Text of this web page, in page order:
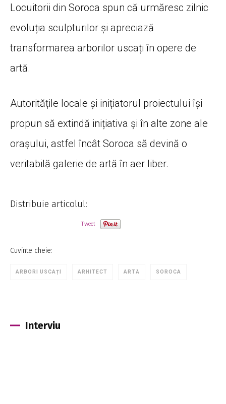
Locuitorii din Soroca spun că urmăresc zilnic
evoluția sculpturilor și apreciază
transformarea arborilor uscați în opere de
artă.
Autoritățile locale și inițiatorul proiectului își
propun să extindă inițiativa și în alte zone ale
orașului, astfel încât Soroca să devină o
veritabilă galerie de artă în aer liber.
Distribuie articolul:
Tweet
Cuvinte cheie:
ARBORI USCAȚI ARHITECT ARTĂ SOROCA
Interviu